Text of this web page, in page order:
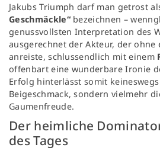
Jakubs Triumph darf man getrost
Geschmäckle“bezeichnen –
genussvollsten Interpretation des
ausgerechnet der Akteur, der ohne
anreiste, schlussendlich mit einem
offenbart eine wunderbare Ironie
Erfolg hinterlässt somit
Beigeschmack, sondern vielmehr
Gaumenfreude.
Der heimliche
des Tages